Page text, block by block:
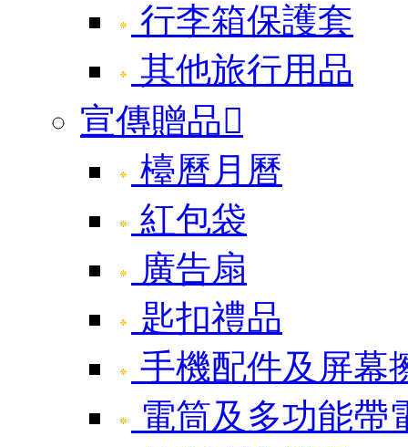
行李箱保護套
其他旅行用品
宣傳贈品
檯曆月曆
紅包袋
廣告扇
匙扣禮品
手機配件及屏幕
電筒及多功能帶